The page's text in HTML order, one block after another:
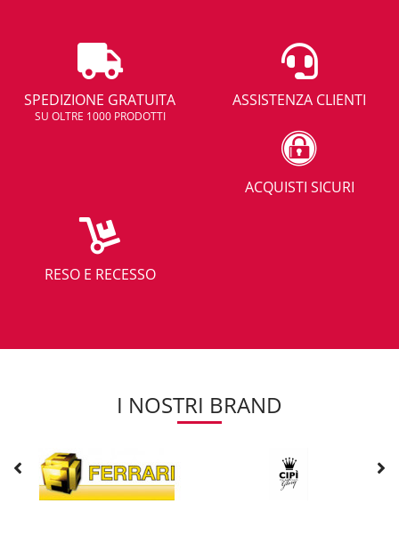
SPEDIZIONE GRATUITA
SU OLTRE 1000 PRODOTTI
ASSISTENZA CLIENTI
ACQUISTI SICURI
RESO E RECESSO
I NOSTRI BRAND